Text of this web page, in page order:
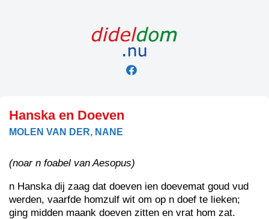
Hanska en Doeven
MOLEN VAN DER, NANE
(noar n foabel van Aesopus)
n Hanska dij zaag dat doeven ien doevemat goud vud
werden, vaarfde homzulf wit om op n doef te lieken;
ging midden maank doeven zitten en vrat hom zat.